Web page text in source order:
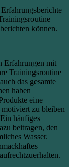
können.
Erfahrungen mit
Trainingsroutine
das gesamte
haben
eine
zu bleiben
häufiges
beitragen, den
Wasser.